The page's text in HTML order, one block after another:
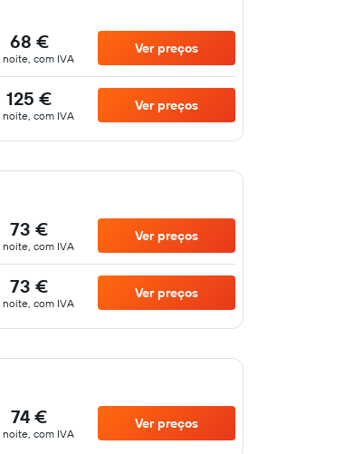
68 €
noite, com IVA
Ver preços
125 €
noite, com IVA
Ver preços
73 €
noite, com IVA
Ver preços
73 €
noite, com IVA
Ver preços
74 €
noite, com IVA
Ver preços